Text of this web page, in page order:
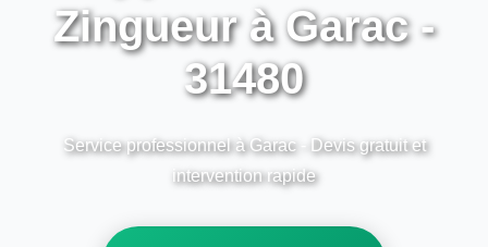
Zingueur à Garac -
31480
Service professionnel à Garac - Devis gratuit et
intervention rapide